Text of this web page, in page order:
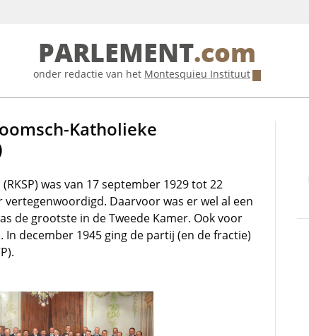
PARLEMENT.com
onder redactie van het Montesquieu Instituut
Katholieke
(RKSP) was van 17 september 1929 tot 22
vertegenwoordigd. Daarvoor was er wel al een
de grootste in de Tweede Kamer. Ook voor
In december 1945 ging de partij (en de fractie)